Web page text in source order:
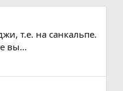
т.е. на санкальпе.
вы...